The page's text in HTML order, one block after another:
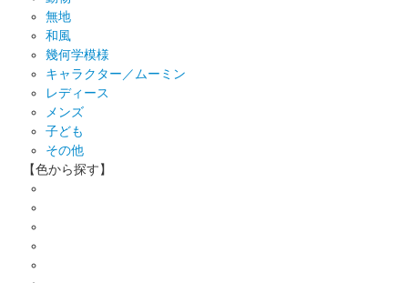
無地
和風
幾何学模様
キャラクター／ムーミン
レディース
メンズ
子ども
その他
【色から探す】